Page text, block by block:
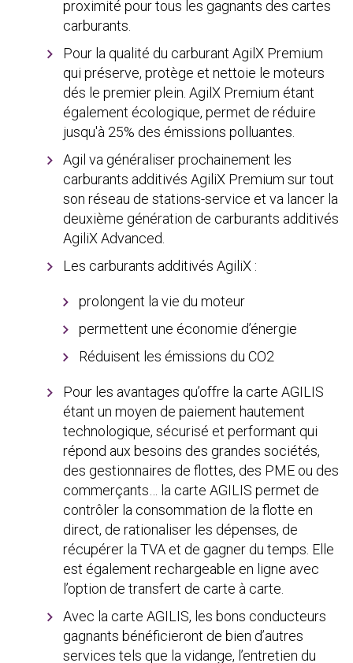
proximité pour tous les gagnants des cartes
carburants.
Pour la qualité du carburant AgilX Premium
qui préserve, protège et nettoie le moteurs
dés le premier plein. AgilX Premium étant
également écologique, permet de réduire
jusqu'à 25% des émissions polluantes.
Agil va généraliser prochainement les
carburants additivés AgiliX Premium sur tout
son réseau de stations-service et va lancer la
deuxième génération de carburants additivés
AgiliX Advanced.
Les carburants additivés AgiliX :
prolongent la vie du moteur
permettent une économie d’énergie
Réduisent les émissions du CO2
Pour les avantages qu’offre la carte AGILIS
étant un moyen de paiement hautement
technologique, sécurisé et performant qui
répond aux besoins des grandes sociétés,
des gestionnaires de flottes, des PME ou des
commerçants… la carte AGILIS permet de
contrôler la consommation de la flotte en
direct, de rationaliser les dépenses, de
récupérer la TVA et de gagner du temps. Elle
est également rechargeable en ligne avec
l’option de transfert de carte à carte.
Avec la carte AGILIS, les bons conducteurs
gagnants bénéficieront de bien d’autres
services tels que la vidange, l’entretien du